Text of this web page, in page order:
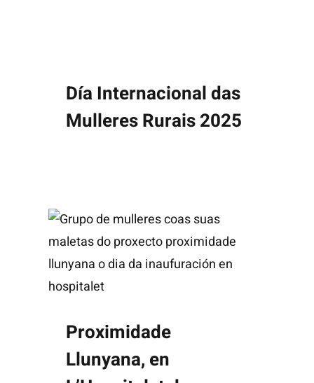
Día Internacional das
Mulleres Rurais 2025
Proximidade
Llunyana, en